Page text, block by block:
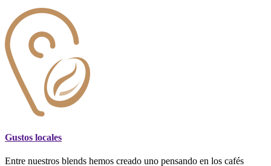
Gustos locales
Entre nuestros blends hemos creado uno pensando en los cafés